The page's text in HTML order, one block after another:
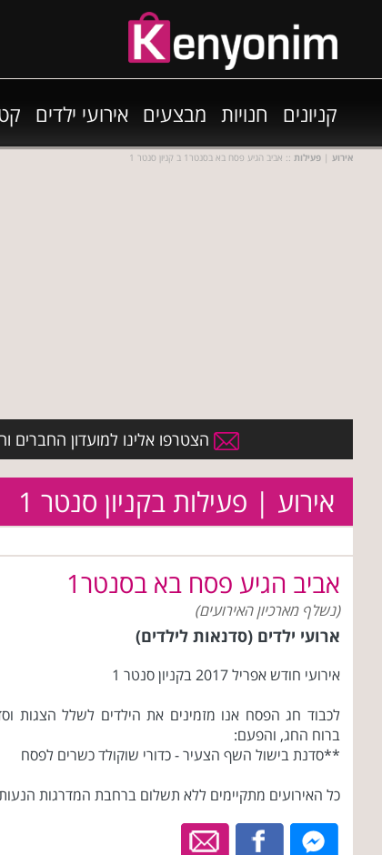
קניונים חנויות מבצעים אירועי ילדים
אירוע | פעילות :: אביב הגיע פסח בא בסנטר1 ב קניון סנטר 1
הצטרפו אלינו למועדון החברים
אירוע | פעילות בקניון סנטר 1
אביב הגיע פסח בא בסנטר1
(נשלף מארכיון האירועים)
ארועי ילדים (סדנאות לילדים)
אירועי חודש אפריל 2017 בקניון סנטר 1
לכבוד חג הפסח אנו ‏מזמינים את הילדים לשלל הצגות
ברוח החג, ‏והפעם:
**סדנת בישול ‏‏השף ‏הצעיר - ‏כדורי ‏שוקולד ‏כשרים ‏לפסח
כל האירועים מתקיימים ללא תשלום ברחבת המדרגות